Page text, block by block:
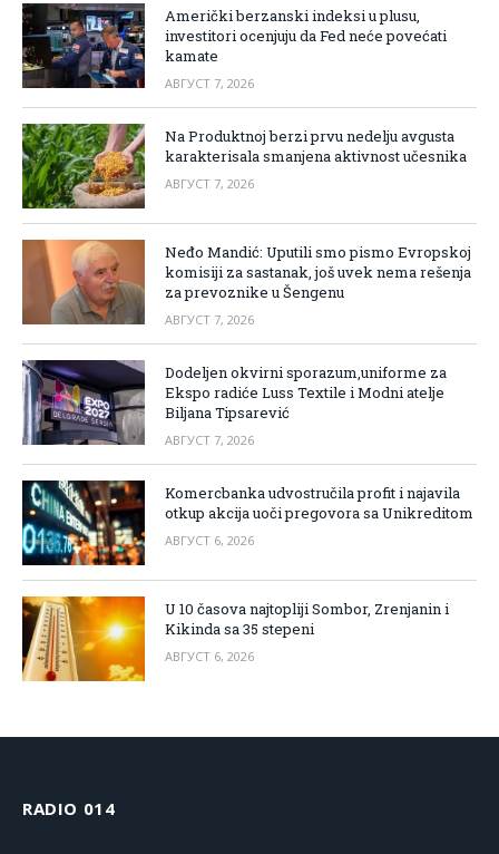
Američki berzanski indeksi u plusu,
investitori ocenjuju da Fed neće povećati
kamate
АВГУСТ 7, 2026
Na Produktnoj berzi prvu nedelju avgusta
karakterisala smanjena aktivnost učesnika
АВГУСТ 7, 2026
Neđo Mandić: Uputili smo pismo Evropskoj
komisiji za sastanak, još uvek nema rešenja
za prevoznike u Šengenu
АВГУСТ 7, 2026
Dodeljen okvirni sporazum,uniforme za
Ekspo radiće Luss Textile i Modni atelje
Biljana Tipsarević
АВГУСТ 7, 2026
Komercbanka udvostručila profit i najavila
otkup akcija uoči pregovora sa Unikreditom
АВГУСТ 6, 2026
U 10 časova najtopliji Sombor, Zrenjanin i
Kikinda sa 35 stepeni
АВГУСТ 6, 2026
RADIO 014